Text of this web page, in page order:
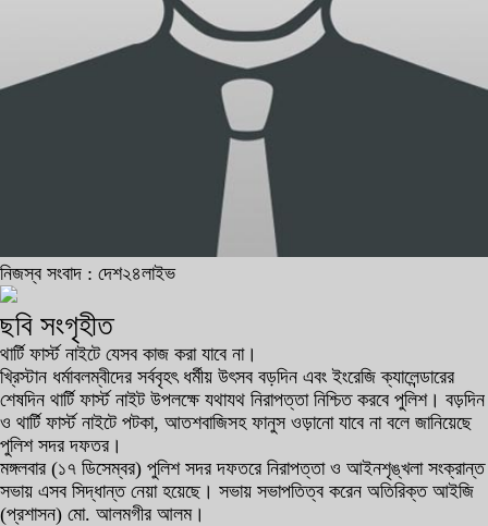
নিজস্ব সংবাদ : দেশ২৪লাইভ
ছবি সংগৃহীত
থার্টি ফার্স্ট নাইটে যেসব কাজ করা যাবে না।
খ্রিস্টান ধর্মাবলম্বীদের সর্ববৃহৎ ধর্মীয় উৎসব বড়দিন এবং ইংরেজি ক্যালেন্ডারের
শেষদিন থার্টি ফার্স্ট নাইট উপলক্ষে যথাযথ নিরাপত্তা নিশ্চিত করবে পুলিশ। বড়দিন
ও থার্টি ফার্স্ট নাইটে পটকা, আতশবাজিসহ ফানুস ওড়ানো যাবে না বলে জানিয়েছে
পুলিশ সদর দফতর।
মঙ্গলবার (১৭ ডিসেম্বর) পুলিশ সদর দফতরে নিরাপত্তা ও আইনশৃঙ্খলা সংক্রান্ত
সভায় এসব সিদ্ধান্ত নেয়া হয়েছে। সভায় সভাপতিত্ব করেন অতিরিক্ত আইজি
(প্রশাসন) মো. আলমগীর আলম।